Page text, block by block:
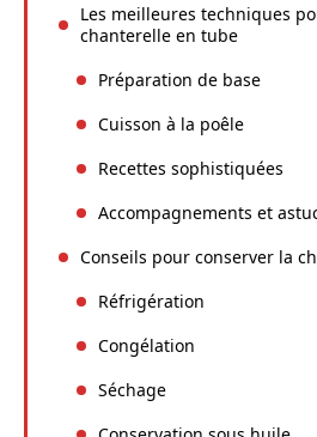
Les meilleures techniques
chanterelle en tube
Préparation de base
Cuisson à la poêle
Recettes sophistiquées
Accompagnements et
Conseils pour conserver la
Réfrigération
Congélation
Séchage